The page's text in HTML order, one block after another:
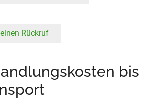
Rückruf
bis